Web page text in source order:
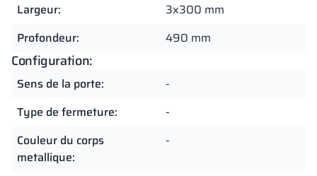
Largeur:
3x300 mm
Profondeur:
490 mm
Configuration:
Sens de la porte:
-
Type de fermeture:
-
Couleur du corps
metallique:
-